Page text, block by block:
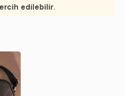
edilebilir.